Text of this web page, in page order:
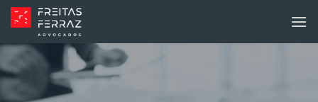
Skip
to
content